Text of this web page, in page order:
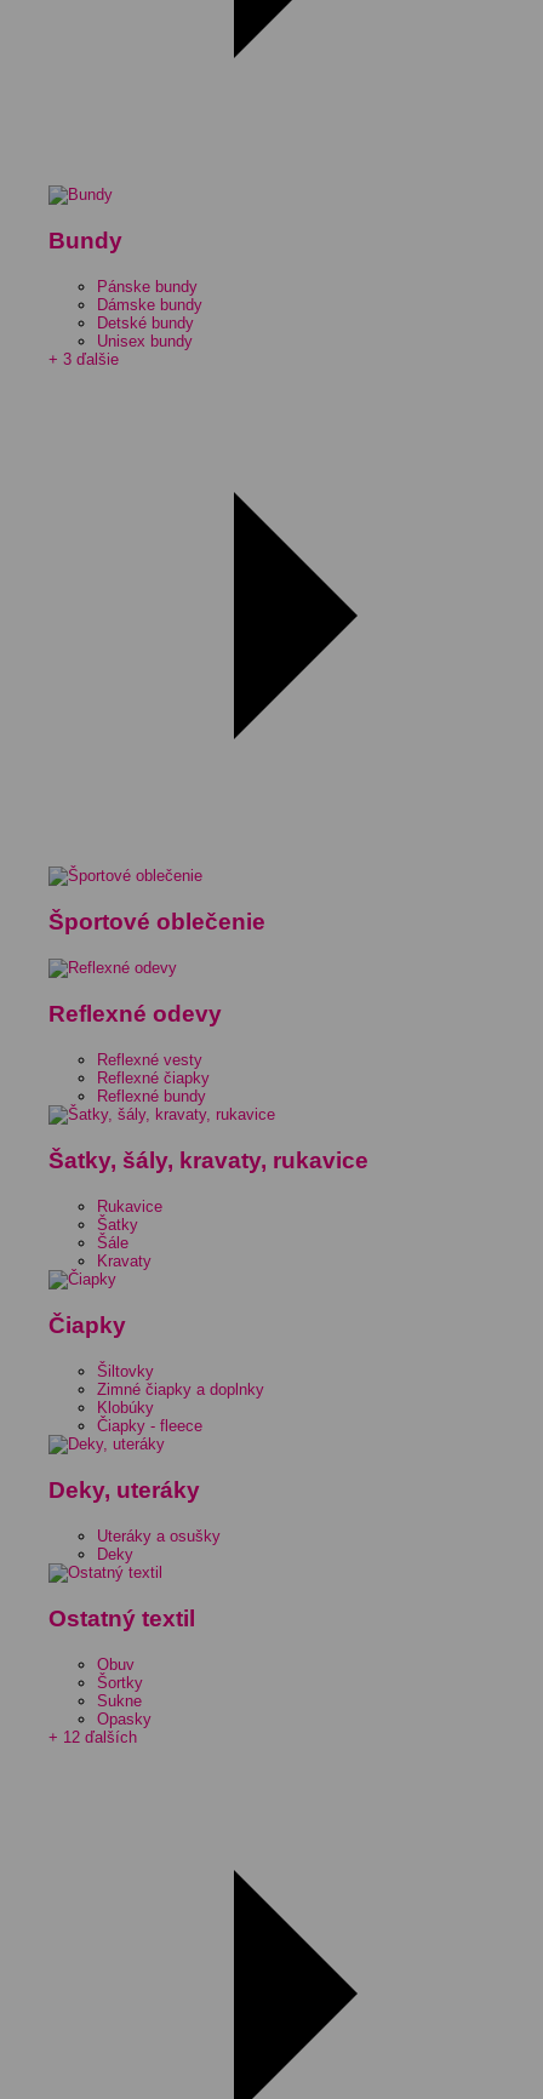
Bundy
Pánske bundy
Dámske bundy
Detské bundy
Unisex bundy
+ 3 ďalšie
Športové oblečenie
Reflexné odevy
Reflexné vesty
Reflexné čiapky
Reflexné bundy
Šatky, šály, kravaty, rukavice
Rukavice
Šatky
Šále
Kravaty
Čiapky
Šiltovky
Zimné čiapky a doplnky
Klobúky
Čiapky - fleece
Deky, uteráky
Uteráky a osušky
Deky
Ostatný textil
Obuv
Šortky
Sukne
Opasky
+ 12 ďalších